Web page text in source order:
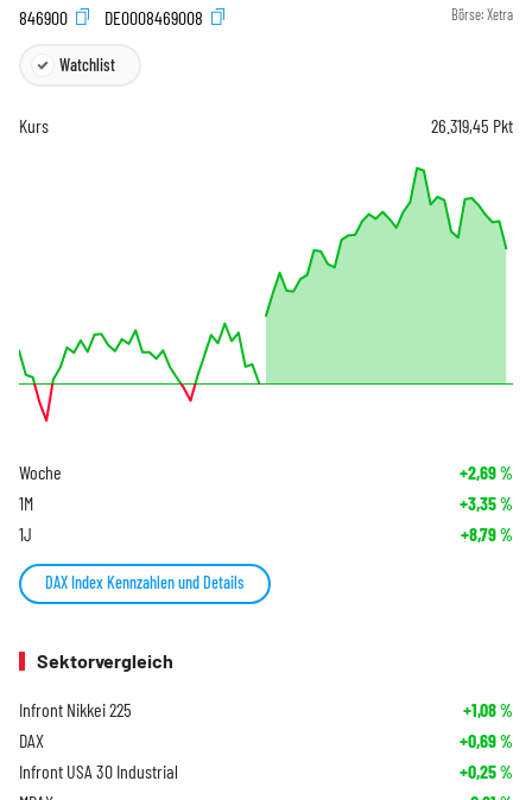
846900
DE0008469008 Börse: Xetra
Watchlist
Kurs 26.319,45 Pkt
Woche +2,69%
1M +3,35%
1J +8,79%
DAX Index Kennzahlen und Details
Sektorvergleich
Infront Nikkei 225 +1,08%
DAX +0,69%
Infront USA 30 Industrial +0,25%